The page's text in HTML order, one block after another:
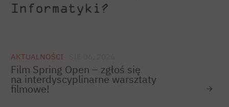
Informatyki?
AKTUALNOŚCI
Film Spring Open – zgłoś się
na interdyscyplinarne warsztaty
filmowe!